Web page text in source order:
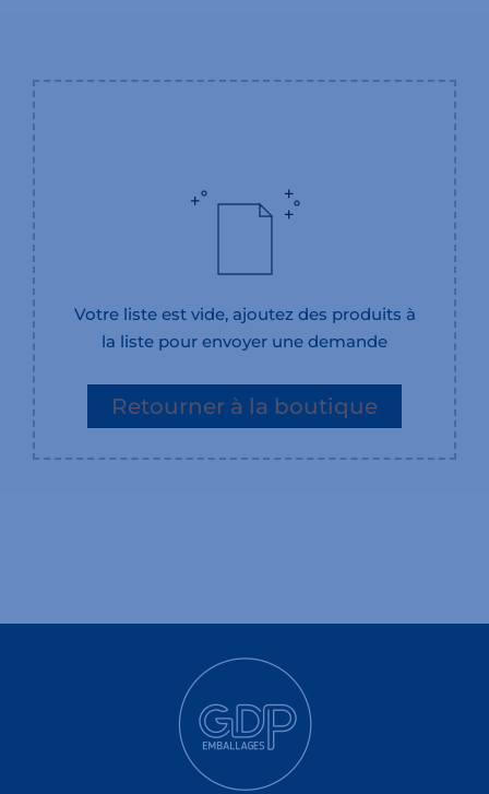
Votre liste est vide, ajoutez des produits à
la liste pour envoyer une demande
Retourner à la boutique